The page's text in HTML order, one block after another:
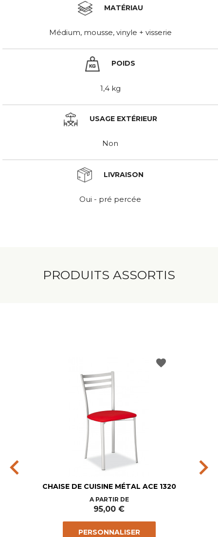
MATÉRIAU
Médium, mousse, vinyle + visserie
POIDS
1,4 kg
USAGE EXTÉRIEUR
Non
LIVRAISON
Oui - pré percée
PRODUITS ASSORTIS
chevron_left
CHAISE DE CUISINE MÉTAL ACE 1320
Prix
A PARTIR DE
95,00 €
PERSONNALISER
favorite
chevron_right